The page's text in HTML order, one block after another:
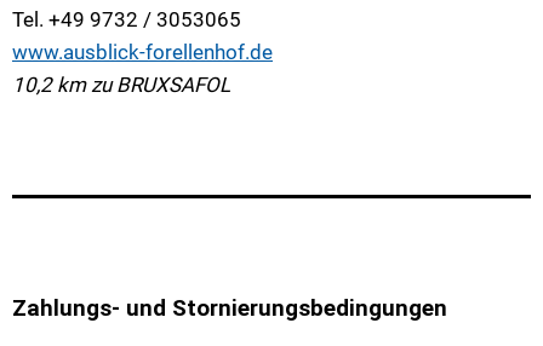
Tel. +49 9732 / 3053065
www.ausblick-forellenhof.de
10,2 km zu BRUXSAFOL
Zahlungs- und Stornierungsbedingungen